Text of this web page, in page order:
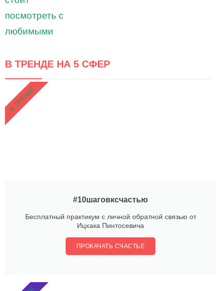
В ТРЕНДЕ НА 5 СФЕР
#10шаговксчастью
Бесплатный практикум с личной обратной связью от
Ицхака Пинтосевича
ПРОКАЧАТЬ СЧАСТЬЕ
В ТРЕНДЕ